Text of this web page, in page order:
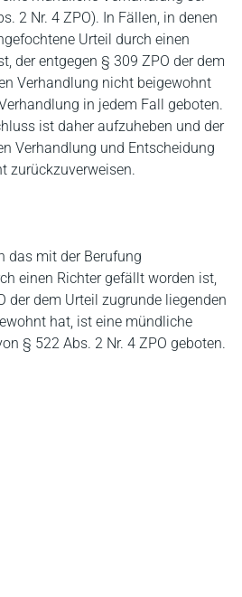
2 Nr. 4 ZPO). In Fällen, in denen
Urteil durch einen
der entgegen § 309 ZPO der dem
Verhandlung nicht beigewohnt
in jedem Fall geboten.
ist daher aufzuheben und der
Verhandlung und Entscheidung
zurückzuverweisen.
das mit der Berufung
einen Richter gefällt worden ist,
der dem Urteil zugrunde liegenden
hat, ist eine mündliche
§ 522 Abs. 2 Nr. 4 ZPO geboten.